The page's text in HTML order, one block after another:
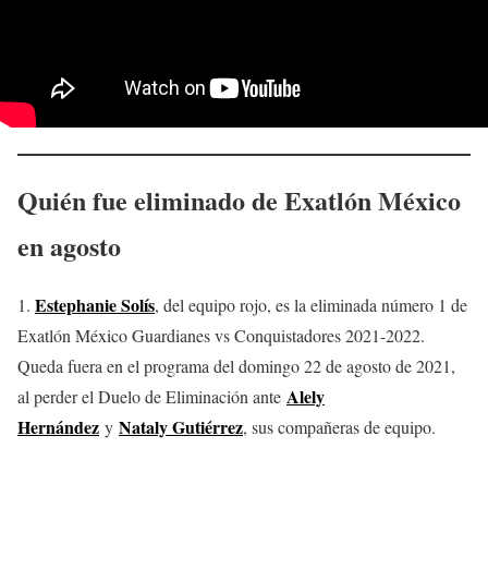
Quién fue eliminado de Exatlón México
en agosto
1. Estephanie Solís, del equipo rojo, es la eliminada número 1 de
Exatlón México Guardianes vs Conquistadores 2021-2022.
Queda fuera en el programa del domingo 22 de agosto de 2021,
al perder el Duelo de Eliminación ante Alely
Hernández y Nataly Gutiérrez, sus compañeras de equipo.